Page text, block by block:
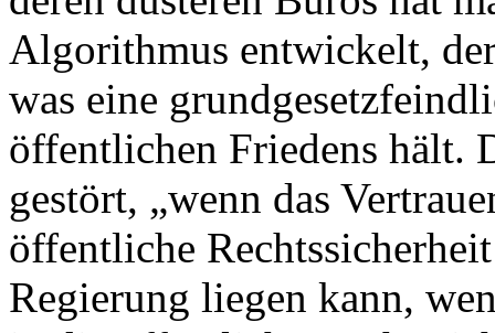
Algorithmus entwickelt,
was eine
öffentlichen Friedens hält.
gestört, „wenn das
öffentliche
Regierung liegen kann,